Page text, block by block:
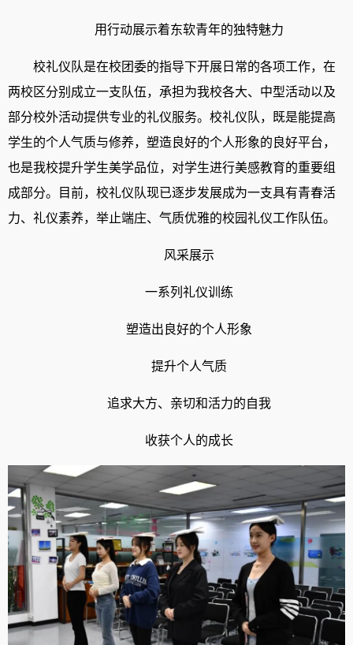
用行动展示着东软青年的独特魅力
校礼仪队是在校团委的指导下开展日常的各项工作，在
两校区分别成立一支队伍，承担为我校各大、中型活动以及
部分校外活动提供专业的礼仪服务。校礼仪队，既是能提高
学生的个人气质与修养，塑造良好的个人形象的良好平台，
也是我校提升学生美学品位，对学生进行美感教育的重要组
成部分。目前，校礼仪队现已逐步发展成为一支具有青春活
力、礼仪素养，举止端庄、气质优雅的校园礼仪工作队伍。
风采展示
一系列礼仪训练
塑造出良好的个人形象
提升个人气质
追求大方、亲切和活力的自我
收获个人的成长